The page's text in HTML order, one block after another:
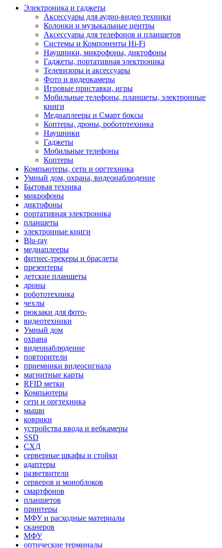
Электроника и гаджеты
Аксессуары для аудио-видео техники
Колонки и музыкальные центры
Аксессуары для телефонов и планшетов
Системы и Компоненты Hi-Fi
Наушники, микрофоны, диктофоны
Гаджеты, портативная электроника
Телевизоры и аксессуары
Фото и видеокамеры
Игровые приставки, игры
Мобильные телефоны, планшеты, электронные
книги
Медиаплееры и Смарт боксы
Коптеры, дроны, робототехника
Наушники
Гаджеты
Мобильные телефоны
Коптеры
Компьютеры, сети и оргтехника
Умный дом, охрана, видеонаблюдение
Бытовая техника
микрофоны
диктофоны
портативная электроника
планшеты
электронные книги
Blu-ray
медиаплееры
фитнес-трекеры и браслеты
презентеры
детские планшеты
дроны
робототехника
чехлы
рюкзаки для фото-
видеотехники
Умный дом
охрана
видеонаблюдение
повторители
приемники видеосигнала
магнитные карты
RFID метки
Компьютеры
сети и оргтехника
мыши
коврики
устройства ввода и вебкамеры
SSD
СХД
серверные шкафы и стойки
адаптеры
разветвители
серверов и моноблоков
смартфонов
планшетов
принтеры
МФУ и расходные материалы
сканеров
МФУ
оптические терминалы